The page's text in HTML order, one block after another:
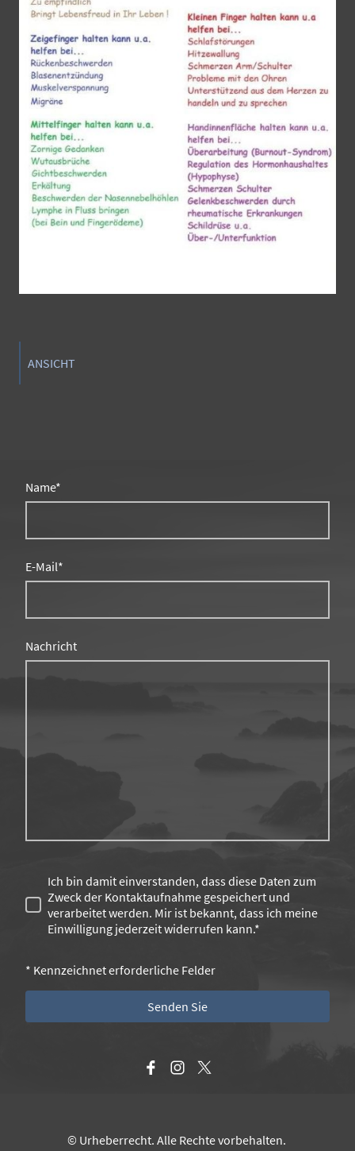
ANSICHT
Name*
E-Mail*
Nachricht
Ich bin damit einverstanden, dass diese Daten zum
Zweck der Kontaktaufnahme gespeichert und
verarbeitet werden. Mir ist bekannt, dass ich meine
Einwilligung jederzeit widerrufen kann.*
* Kennzeichnet erforderliche Felder
Senden Sie
© Urheberrecht. Alle Rechte vorbehalten.